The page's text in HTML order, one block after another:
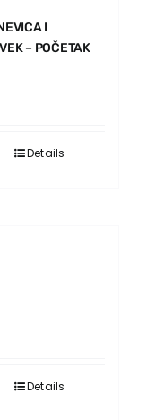
I
– POČETAK
Details
Details